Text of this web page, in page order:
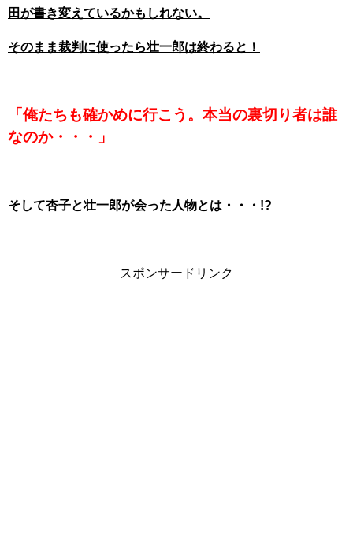
田が書き変えているかもしれない。
そのまま裁判に使ったら壮一郎は終わると！
「俺たちも確かめに行こう。本当の裏切り者は誰
なのか・・・」
そして杏子と壮一郎が会った人物とは・・・!?
スポンサードリンク